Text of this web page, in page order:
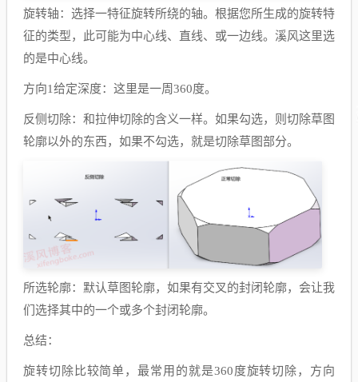
旋转轴：选择一特征旋转所绕的轴。根据您所生成的旋转特
征的类型，此可能为中心线、直线、或一边线。溪风这里选
的是中心线。
方向1给定深度：这里是一周360度。
反侧切除：和拉伸切除的含义一样。如果勾选，则切除草图
轮廓以外的东西，如果不勾选，就是切除草图部分。
所选轮廓：默认草图轮廓，如果有交叉的封闭轮廓，会让我
们选择其中的一个或多个封闭轮廓。
总结：
旋转切除比较简单，最常用的就是360度旋转切除，方向